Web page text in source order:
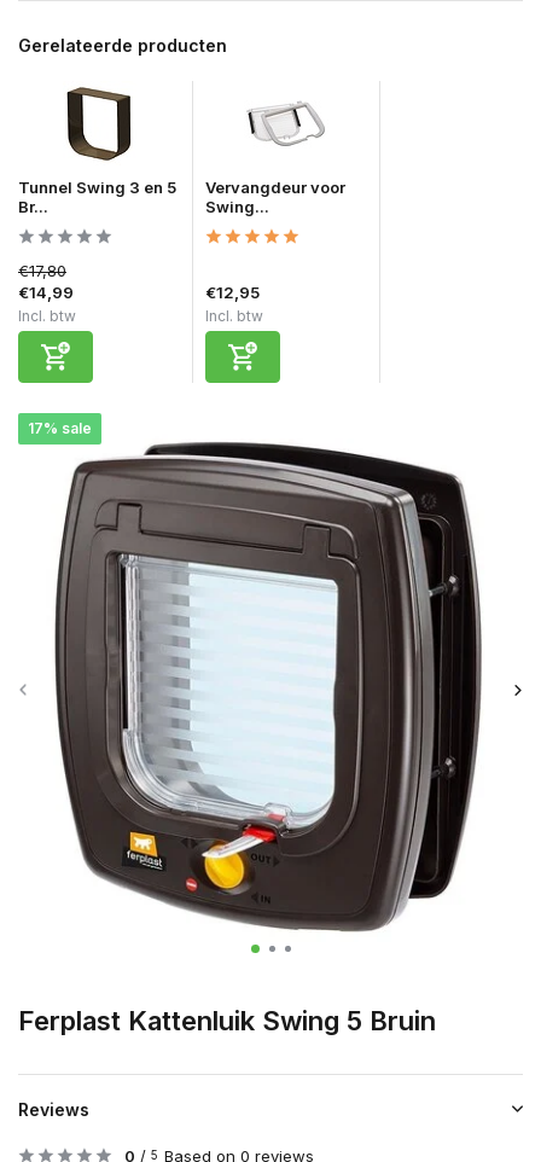
Ferplast Kattenluik Swing 5 Bruin
17% sale
Gerelateerde producten
Tunnel Swing 3 en 5
Br...
€17,80
€14,99
Incl. btw
Vervangdeur voor
Swing...
€12,95
Incl. btw
Reviews
0 / 5 Based on 0 reviews